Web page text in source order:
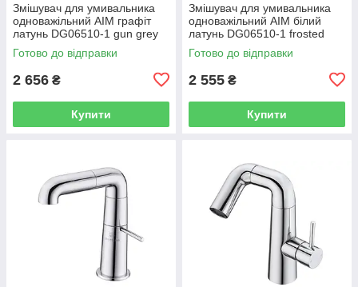
Змішувач для умивальника
одноважільний AIM графіт
латунь DG06510-1 gun grey
Готово до відправки
2 656 ₴
Купити
Змішувач для умивальника
одноважільний AIM білий
латунь DG06510-1 frosted
white
Готово до відправки
2 555 ₴
Купити